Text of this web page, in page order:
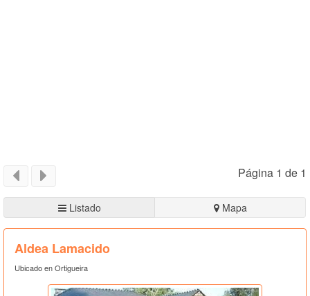
Página 1 de 1
Listado Mapa
Aldea Lamacido
Ubicado en Ortigueira